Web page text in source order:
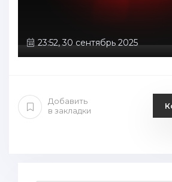
23:52, 30 сентябрь 2025
Добавить
в закладки